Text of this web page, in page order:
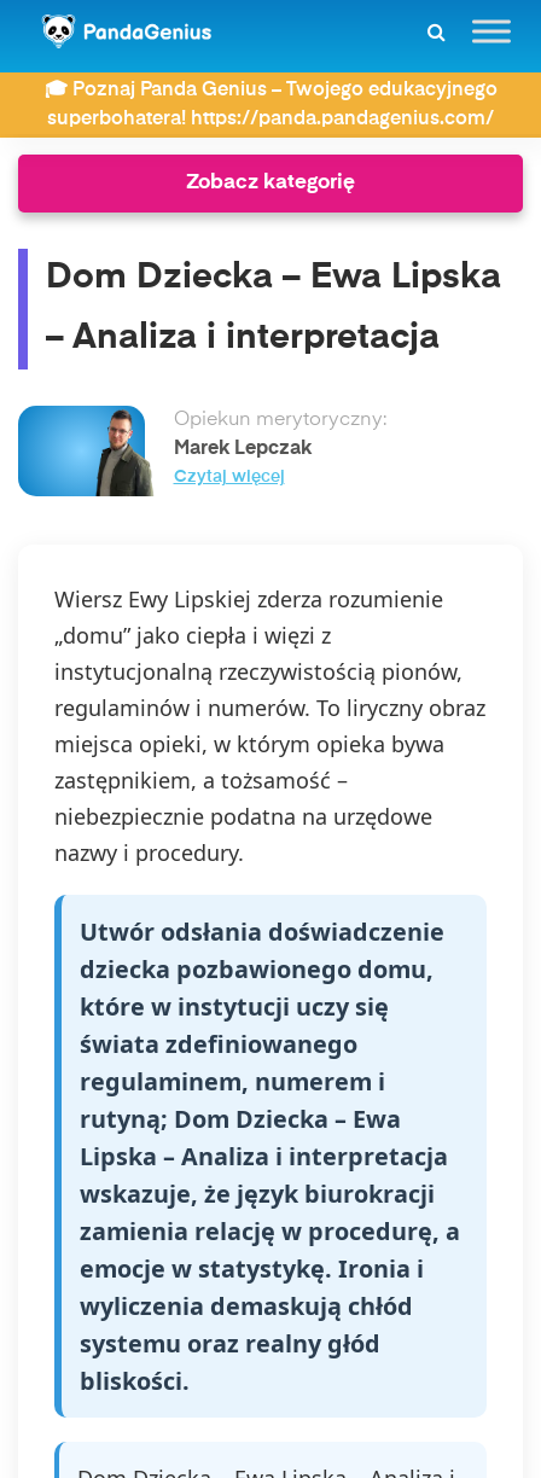
🎓 Poznaj Panda Genius – Twojego edukacyjnego
superbohatera! https://panda.pandagenius.com/
ZDAY Wiersze
Dom Dziecka – Ewa Lipska – Analiza i interpretacja
Zobacz kategorię
Dom Dziecka – Ewa Lipska
– Analiza i interpretacja
Opiekun merytoryczny:
Marek Lepczak
Czytaj więcej
Wiersz Ewy Lipskiej zderza rozumienie
„domu” jako ciepła i więzi z
instytucjonalną rzeczywistością pionów,
regulaminów i numerów. To liryczny obraz
miejsca opieki, w którym opieka bywa
zastępnikiem, a tożsamość –
niebezpiecznie podatna na urzędowe
nazwy i procedury.
Utwór odsłania doświadczenie
dziecka pozbawionego domu,
które w instytucji uczy się
świata zdefiniowanego
regulaminem, numerem i
rutyną; Dom Dziecka – Ewa
Lipska – Analiza i interpretacja
wskazuje, że język biurokracji
zamienia relację w procedurę, a
emocje w statystykę. Ironia i
wyliczenia demaskują chłód
systemu oraz realny głód
bliskości.